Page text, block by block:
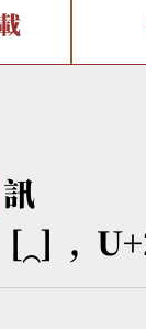
織
程
轉
工具
訊
[⁔] ,